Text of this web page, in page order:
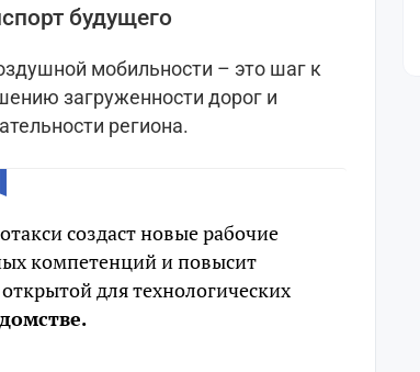
будущего
мобильности – это шаг к
загруженности дорог и
региона.
создаст новые рабочие
компетенций и повысит
для технологических